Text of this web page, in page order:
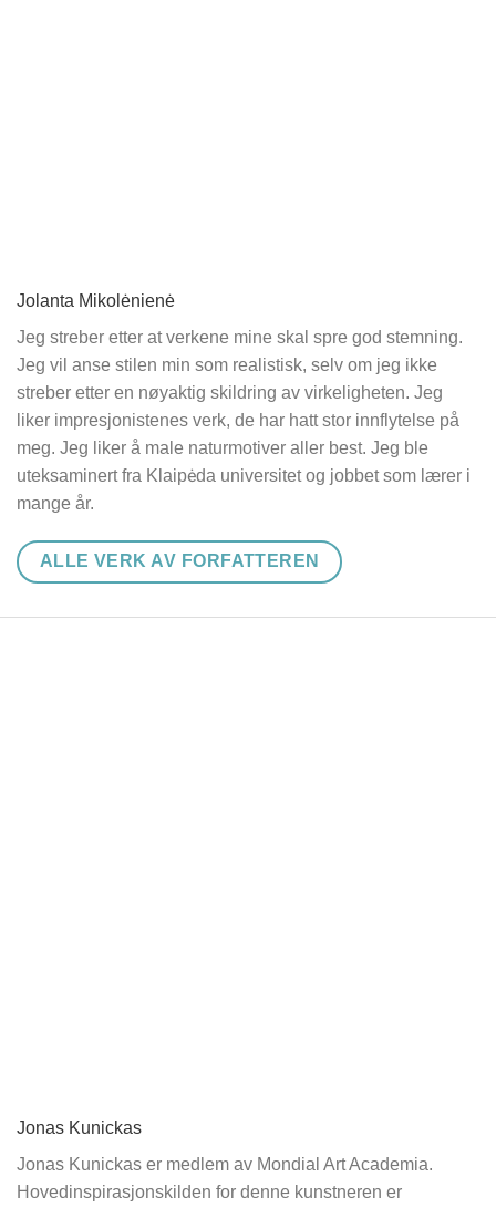
Jolanta Mikolėnienė
Jeg streber etter at verkene mine skal spre god stemning.
Jeg vil anse stilen min som realistisk, selv om jeg ikke
streber etter en nøyaktig skildring av virkeligheten. Jeg
liker impresjonistenes verk, de har hatt stor innflytelse på
meg. Jeg liker å male naturmotiver aller best. Jeg ble
uteksaminert fra Klaipėda universitet og jobbet som lærer i
mange år.
ALLE VERK AV FORFATTEREN
Jonas Kunickas
Jonas Kunickas er medlem av Mondial Art Academia.
Hovedinspirasjonskilden for denne kunstneren er